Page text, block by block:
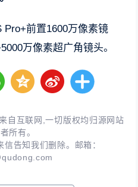
Pro+前置1600万像素镜
万像素超广角镜头。
自互联网,一切版权均归源网站
所有。
告知我们删除。邮箱：